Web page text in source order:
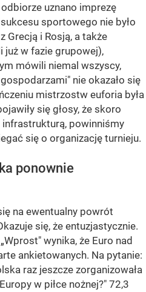
uznano imprezę
sportowego nie było
Grecją i Rosją, a także
już w fazie grupowej),
mówili niemal wszyscy,
nie okazało się
mistrzostw euforia była
się głosy, że skoro
powinniśmy
się o organizację turnieju.
ponownie
na ewentualny powrót
się, że entuzjastycznie.
wynika, że Euro nad
ankietowanych. Na pytanie:
raz jeszcze zorganizowała
w piłce nożnej?" 72,3